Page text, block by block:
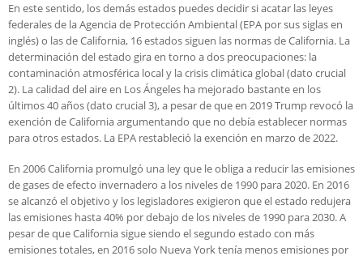
En este sentido, los demás estados puedes decidir si acatar las leyes
federales de la Agencia de Protección Ambiental (EPA por sus siglas en
inglés) o las de California, 16 estados siguen las normas de California. La
determinación del estado gira en torno a dos preocupaciones: la
contaminación atmosférica local y la crisis climática global (dato crucial
2). La calidad del aire en Los Ángeles ha mejorado bastante en los
últimos 40 años (dato crucial 3), a pesar de que en 2019 Trump revocó la
exención de California argumentando que no debía establecer normas
para otros estados. La EPA restableció la exención en marzo de 2022.
En 2006 California promulgó una ley que le obliga a reducir las emisiones
de gases de efecto invernadero a los niveles de 1990 para 2020. En 2016
se alcanzó el objetivo y los legisladores exigieron que el estado redujera
las emisiones hasta 40% por debajo de los niveles de 1990 para 2030. A
pesar de que California sigue siendo el segundo estado con más
emisiones totales, en 2016 solo Nueva York tenía menos emisiones por